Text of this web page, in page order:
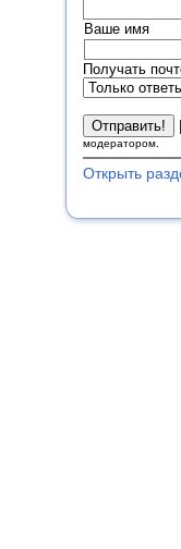
Ваше имя
Получать
модератором.
Открыть